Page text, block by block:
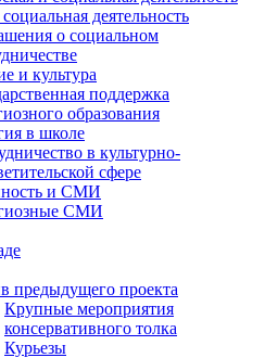
деятельность
о социальном
и культура
поддержка
образования
в школе
в культурно-
сфере
и СМИ
СМИ
предыдущего проекта
Крупные мероприятия
консервативного толка
Курьезы